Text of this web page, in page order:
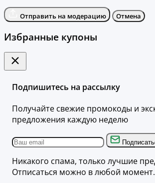
Отправить на модерацию Отмена
Избранные купоны
Подпишитесь на рассылку
Получайте свежие промокоды и
предложения каждую неделю
Никакого спама, только лучшие
Отписаться можно в любой момент.